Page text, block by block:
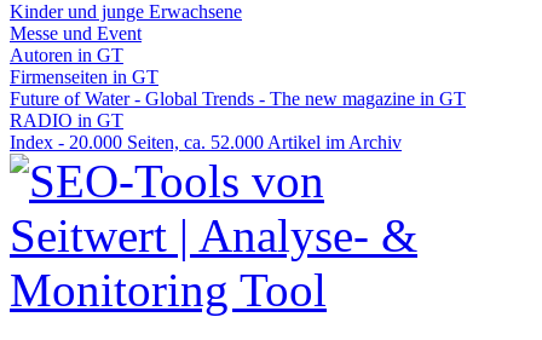
Kinder und junge Erwachsene
Messe und Event
Autoren in GT
Firmenseiten in GT
Future of Water - Global Trends - The new magazine in GT
RADIO in GT
Index - 20.000 Seiten, ca. 52.000 Artikel im Archiv